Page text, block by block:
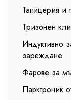
Тапицерия и
Тризонен
Индуктивно
зареждане
Фарове за
Парктроник